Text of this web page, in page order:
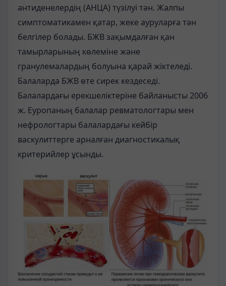
антиденелердің (АНЦА) түзілуі тән. Жалпы
симптоматикамен қатар, жеке ауруларға тән
белгілер болады. БЖВ зақымдалған қан
тамырларының көлеміне және
гранулемалардың болуына қарай жіктеледі.
Балаларда БЖВ өте сирек кездеседі.
Балалардағы ерекшеліктеріне байланысты 2006
ж. Еуропаның балалар ревматологтары мен
нефрологтары балалардағы кейбір
васкулиттерге арналған диагностикалық
критерийлер ұсынды.